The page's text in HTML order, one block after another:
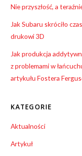
Nie przyszłość, a
Jak Subaru skróciło
drukowi 3D
Jak produkcja
z problemami w
artykułu Fostera
KATEGORIE
Aktualności
Artykuł